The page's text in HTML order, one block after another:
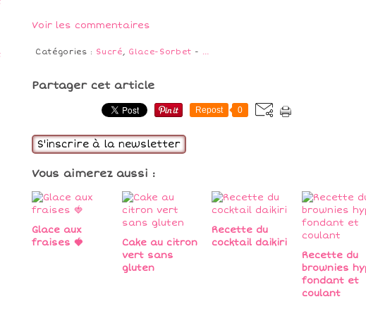
Voir les commentaires
Catégories : Sucré, Glace-Sorbet - …
Partager cet article
Repost 0
S'inscrire à la newsletter
Vous aimerez aussi :
Glace aux
fraises 🍓
Cake au citron
vert sans
gluten
Recette du
cocktail daikiri
Recette du
brownies
fondant et
coulant